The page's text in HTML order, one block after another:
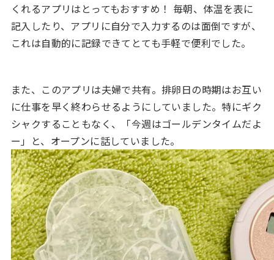
くれるアプリはとってもおすすめ！ 毎朝、体温を表に
記入したり、アプリに自分で入力するのは面倒ですが、
これは自動的に記録できてとても手軽で便利でした。
また、このアプリは夫婦で共有。排卵日の時期はお互い
に仕事を早く終わらせるようにしていました。特にギク
シャクすることもなく、「今週はゴールデンタイムだよ
ー」と、オープンに話していました。